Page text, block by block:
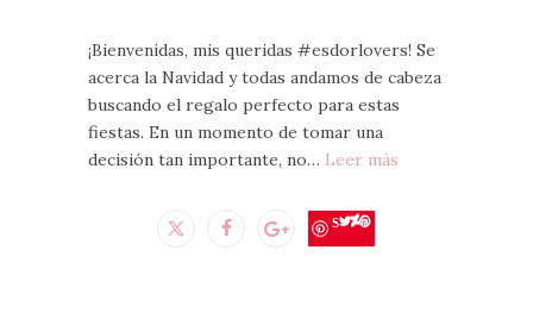
¡Bienvenidas, mis queridas #esdorlovers! Se
acerca la Navidad y todas andamos de cabeza
buscando el regalo perfecto para estas
fiestas. En un momento de tomar una
decisión tan importante, no… Leer más
Save